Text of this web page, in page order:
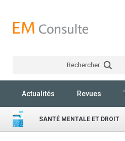
Rechercher
Actualités Revues
SANTÉ MENTALE ET DROIT